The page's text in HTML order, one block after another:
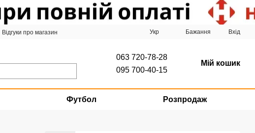
Відгуки про магазин
Укр Бажання Вхід
063 720-78-28
095 700-40-15
Мій кошик
Футбол Розпродаж